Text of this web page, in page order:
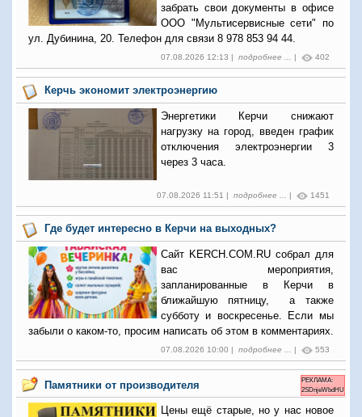
забрать свои документы в офисе
ООО "Мультисервисные сети" по
ул. Дубинина, 20. Телефон для связи 8 978 853 94 44.
07.08.2026 12:13 | подробнее ... | 402
Керчь экономит электроэнергию
Энергетики Керчи снижают
нагрузку на город, введен график
отключения электроэнергии 3
через 3 часа.
07.08.2026 11:51 | подробнее ... | 1451
Где будет интересно в Керчи на выходных?
Сайт KERCH.COM.RU собрал для
вас мероприятия,
запланированные в Керчи в
ближайшую пятницу, а также
субботу и воскресенье. Если мы
забыли о каком-то, просим написать об этом в комментариях.
07.08.2026 10:00 | подробнее ... | 553
Памятники от производителя
РЕКЛАМА:
2SDnjeWbdHU
Цены ещё старые, но у нас новое